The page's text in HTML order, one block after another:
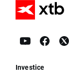
Investice